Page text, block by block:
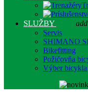
SLUŽBY add
Servis
SHIMANO
Bikefitting
Požičovňa
Výber bicykla